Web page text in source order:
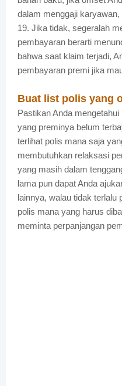
dalam menggaji
19. Jika tidak, segeralah
pembayaran berarti
bahwa saat klaim terjadi,
pembayaran premi jika
Buat list polis yang
Pastikan Anda
yang preminya belum
terlihat polis mana saja
membutuhkan relaksasi
yang masih dalam
lama pun dapat Anda
lainnya, walau tidak terlalu
polis mana yang harus
meminta perpanjangan